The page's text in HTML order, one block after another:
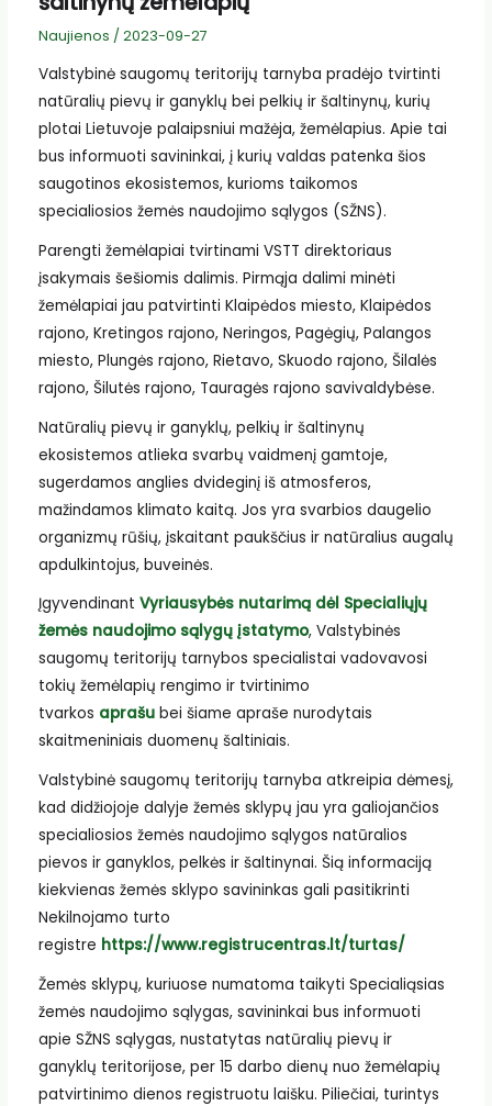
Naujienos / 2023-09-27
Valstybinė saugomų teritorijų tarnyba pradėjo tvirtinti
natūralių pievų ir ganyklų bei pelkių ir šaltinynų, kurių
plotai Lietuvoje palaipsniui mažėja, žemėlapius. Apie tai
bus informuoti savininkai, į kurių valdas patenka šios
saugotinos ekosistemos, kurioms taikomos
specialiosios žemės naudojimo sąlygos (SŽNS).
Parengti žemėlapiai tvirtinami VSTT direktoriaus
įsakymais šešiomis dalimis. Pirmąja dalimi minėti
žemėlapiai jau patvirtinti Klaipėdos miesto, Klaipėdos
rajono, Kretingos rajono, Neringos, Pagėgių, Palangos
miesto, Plungės rajono, Rietavo, Skuodo rajono, Šilalės
rajono, Šilutės rajono, Tauragės rajono savivaldybėse.
Natūralių pievų ir ganyklų, pelkių ir šaltinynų
ekosistemos atlieka svarbų vaidmenį gamtoje,
sugerdamos anglies dvideginį iš atmosferos,
mažindamos klimato kaitą. Jos yra svarbios daugelio
organizmų rūšių, įskaitant paukščius ir natūralius augalų
apdulkintojus, buveinės.
Įgyvendinant Vyriausybės nutarimą dėl Specialiųjų
žemės naudojimo sąlygų įstatymo, Valstybinės
saugomų teritorijų tarnybos specialistai vadovavosi
tokių žemėlapių rengimo ir tvirtinimo
tvarkos aprašu bei šiame apraše nurodytais
skaitmeniniais duomenų šaltiniais.
Valstybinė saugomų teritorijų tarnyba atkreipia dėmesį,
kad didžiojoje dalyje žemės sklypų jau yra galiojančios
specialiosios žemės naudojimo sąlygos natūralios
pievos ir ganyklos, pelkės ir šaltinynai. Šią informaciją
kiekvienas žemės sklypo savininkas gali pasitikrinti
Nekilnojamo turto
registre https://www.registrucentras.lt/turtas/
Žemės sklypų, kuriuose numatoma taikyti Specialiąsias
žemės naudojimo sąlygas, savininkai bus informuoti
apie SŽNS sąlygas, nustatytas natūralių pievų ir
ganyklų teritorijose, per 15 darbo dienų nuo žemėlapių
patvirtinimo dienos registruotu laišku. Piliečiai, turintys